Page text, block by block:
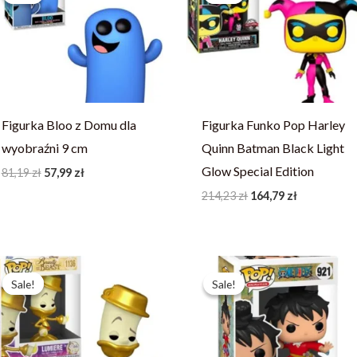
Figurka Bloo z Domu dla
wyobraźni 9 cm
81,19zł
81,19 zł.
57,99 zł
57,99 zł.
Figurka Funko Pop Harley
Quinn Batman Black Light
Glow Special Edition
214,23zł
214,23 zł.
164,79 zł
164,79 zł.
Sale!
Sale!
Pierwotna
cena
wynosiła:
253,23 zł.
wynosi:
194,79 zł.
Sale!
Sale!
Pierwotna
cena
wynosiła:
444,59 zł.
Aktualna
cena
wynosi:
341,99 zł.